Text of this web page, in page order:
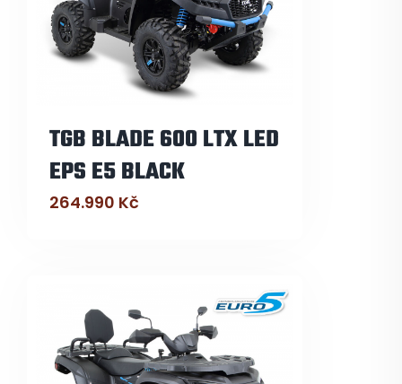
TGB BLADE 600 LTX LED
EPS E5 BLACK
264.990 Kč